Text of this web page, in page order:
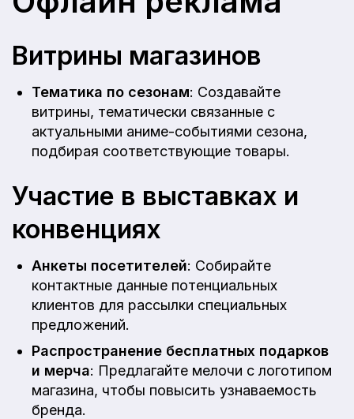
Витрины магазинов
Тематика по сезонам: Создавайте
витрины, тематически связанные с
актуальными аниме-событиями сезона,
подбирая соответствующие товары.
Участие в выставках и
конвенциях
Анкеты посетителей: Собирайте
контактные данные потенциальных
клиентов для рассылки специальных
предложений.
Распространение бесплатных подарков
и мерча: Предлагайте мелочи с логотипом
магазина, чтобы повысить узнаваемость
бренда.